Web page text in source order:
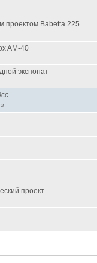
проектом Babetta 225
AM-40
экспонат
проект